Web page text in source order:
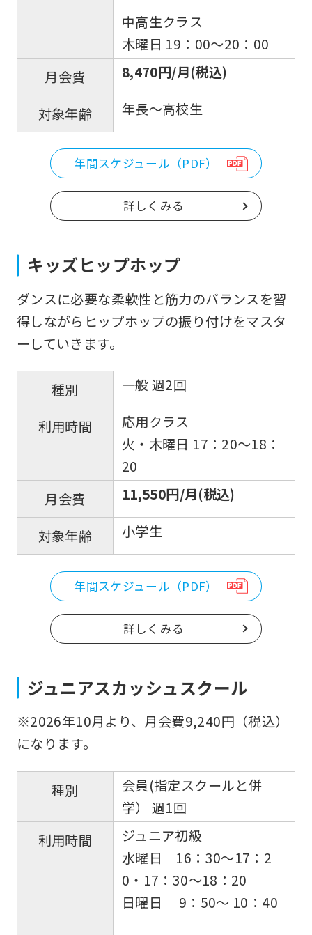
中高生クラス
木曜日 19：00〜20：00
月会費
8,470円/月(税込)
対象年齢 年長～高校生
年間スケジュール（PDF）
詳しくみる
キッズヒップホップ
ダンスに必要な柔軟性と筋力のバランスを習
得しながらヒップホップの振り付けをマスタ
ーしていきます。
種別 一般 週2回
利用時間
応用クラス
火・木曜日 17：20〜18：
20
月会費
11,550円/月(税込)
対象年齢 小学生
年間スケジュール（PDF）
詳しくみる
ジュニアスカッシュスクール
※2026年10月より、月会費9,240円（税込）
になります。
種別
会員(指定スクールと併
学） 週1回
利用時間
ジュニア初級
水曜日 16：30〜17：2
0・17：30〜18：20
日曜日 9：50〜 10：40